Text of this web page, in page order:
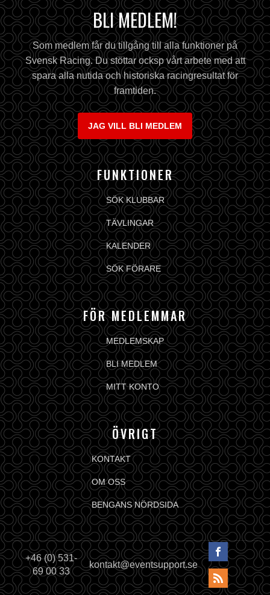
BLI MEDLEM!
Som medlem får du tillgång till alla funktioner på
Svensk Racing. Du stöttar ocksp vårt arbete med att
spara alla nutida och historiska racingresultat för
framtiden.
JAG VILL BLI MEDLEM
FUNKTIONER
SÖK KLUBBAR
TÄVLINGAR
KALENDER
SÖK FÖRARE
FÖR MEDLEMMAR
MEDLEMSKAP
BLI MEDLEM
MITT KONTO
ÖVRIGT
KONTAKT
OM OSS
BENGANS NÖRDSIDA
+46 (0) 531-
69 00 33
kontakt@eventsupport.se